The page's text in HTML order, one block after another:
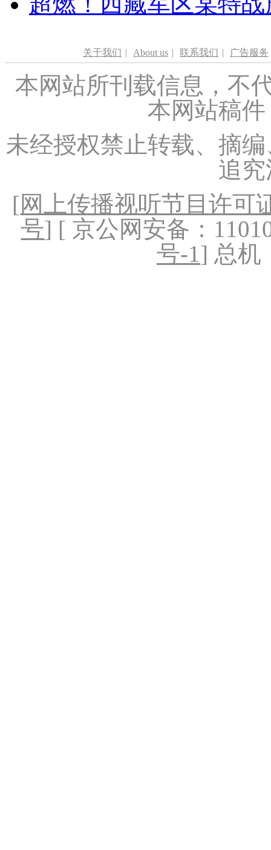
关于我们 | About us | 联系我们 | 广告服务
本网站所刊载信息，不
本网站稿
未经授权禁止转载、摘
追
[网上传播视听节目许可
号] [ 京公网安备：
号-1] 总机